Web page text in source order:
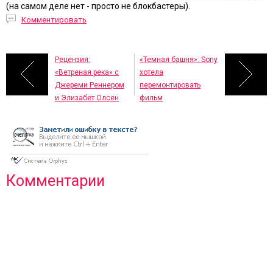
(на самом деле нет - просто не блокбастеры).
Комментировать
Рецензия:
«Ветреная река» с
Джереми Реннером
и Элизабет Олсен
«Темная башня»: Sony
хотела
перемонтировать
фильм
Комментарии